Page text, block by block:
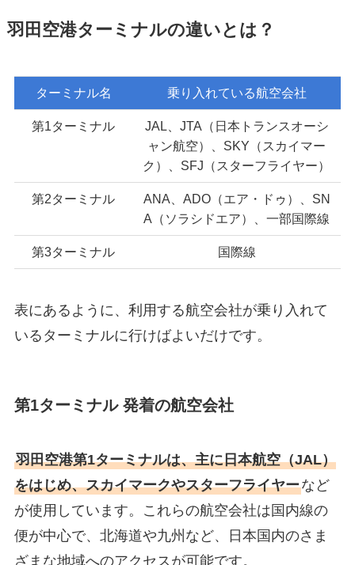
羽田空港ターミナルの違いとは？
ターミナル名 乗り入れている航空会社
第1ターミナル
JAL、JTA（日本トランスオーシ
ャン航空）、SKY（スカイマー
ク）、SFJ（スターフライヤー）
第2ターミナル
ANA、ADO（エア・ドゥ）、SN
A（ソラシドエア）、一部国際線
第3ターミナル 国際線
表にあるように、利用する航空会社が乗り入れて
いるターミナルに行けばよいだけです。
第1ターミナル 発着の航空会社
羽田空港第1ターミナルは、主に日本航空（JAL）
をはじめ、スカイマークやスターフライヤーなど
が使用しています。これらの航空会社は国内線の
便が中心で、北海道や九州など、日本国内のさま
ざまな地域へのアクセスが可能です。